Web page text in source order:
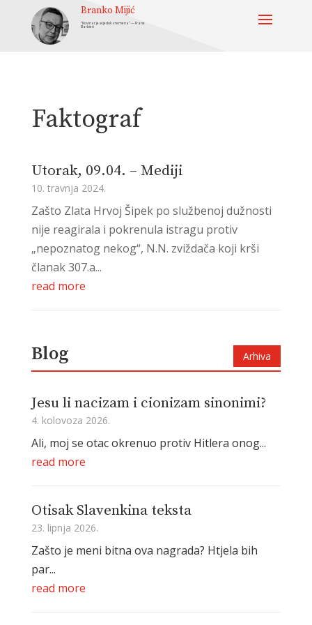
Branko Mijić
“Novinar je svjedok vremena” — Frane
Barbieri
Faktograf
Utorak, 09.04. – Mediji
10. travnja 2024.
Zašto Zlata Hrvoj Šipek po službenoj dužnosti
nije reagirala i pokrenula istragu protiv
„nepoznatog nekog“, N.N. zviždača koji krši
članak 307.a...
read more
Blog Arhiva
Jesu li nacizam i cionizam sinonimi?
4. kolovoza 2026.
Ali, moj se otac okrenuo protiv Hitlera onog...
read more
Otisak Slavenkina teksta
23. lipnja 2026.
Zašto je meni bitna ova nagrada? Htjela bih
par...
read more